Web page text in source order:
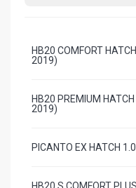
HB20 COMFORT
2019)
HB20 PREMIUM
2019)
PICANTO EX HATCH